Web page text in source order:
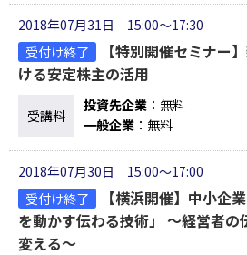
2018年07月31日 15:00～17:30
受付け終了
【特別開催セミナー
ける安定株主の活用
受講料
投資先企業 ：無料
一般企業 ：無料
2018年07月30日 15:00～17:00
受付け終了
【横浜開催】中小企
を動かす伝わる技術」 ～経営者の
変える～